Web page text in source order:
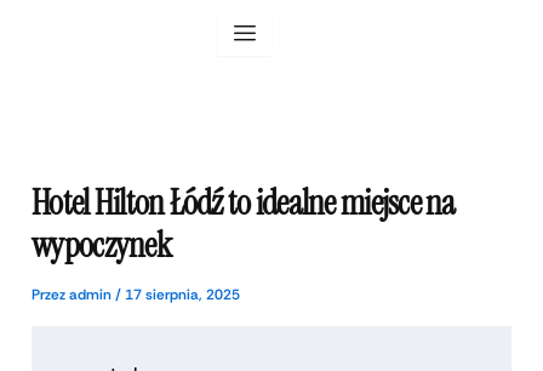
Hotel Hilton Łódź to idealne miejsce na
wypoczynek
Przezadmin/ 17 sierpnia, 2025